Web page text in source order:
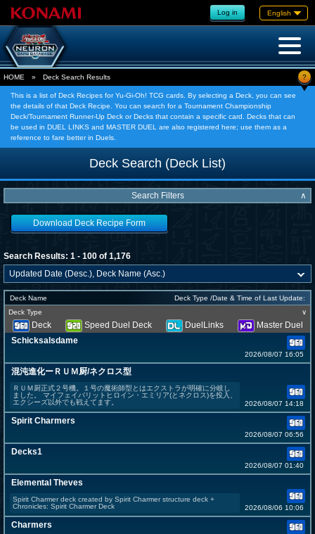
Log in English
HOME » Deck Search Results ?
This is a list of Deck Recipes for Yu-Gi-Oh! TCG cards. By selecting a Deck, you can see
the details of that Deck Recipe. You can search for a Tournament Championship
Deck/Tournament Runner-Up Deck or Decks that contain a specific card. Decks that can
be used in DUEL LINKS and MASTER DUEL are also registered here; use them as a
reference to fare better in Duels.
Deck Search (Deck List)
Search Filters ∧
Download Deck Recipe Form
Search Results: 1 - 100 of 1,176
Deck Name
Deck Type /Date & Time of Last Update:
Deck Type
∨
Deck Speed Duel Deck DuelLinks
Master Duel
Schicksalsdame
2026/08/07 16:05
混沌進化ーＲＵＭ厨/ネクロス型
ＲＵＭ厨正式２号機。１号の魔術師型とはエクストラが明確に分岐し
ました。 マイフェイバリットヒロイン・エミリア(とネクロス)を投入、
エクシーズ以外でも戦えてます。
2026/08/07 14:18
Spirit Charmers
2026/08/07 06:56
Decks1
2026/08/07 01:40
Elemental Theves
Spirit Charmer deck created by Spirit Charmer structure deck +
Chronicles: Spirit Charmer Deck
2026/08/06 10:06
Charmers